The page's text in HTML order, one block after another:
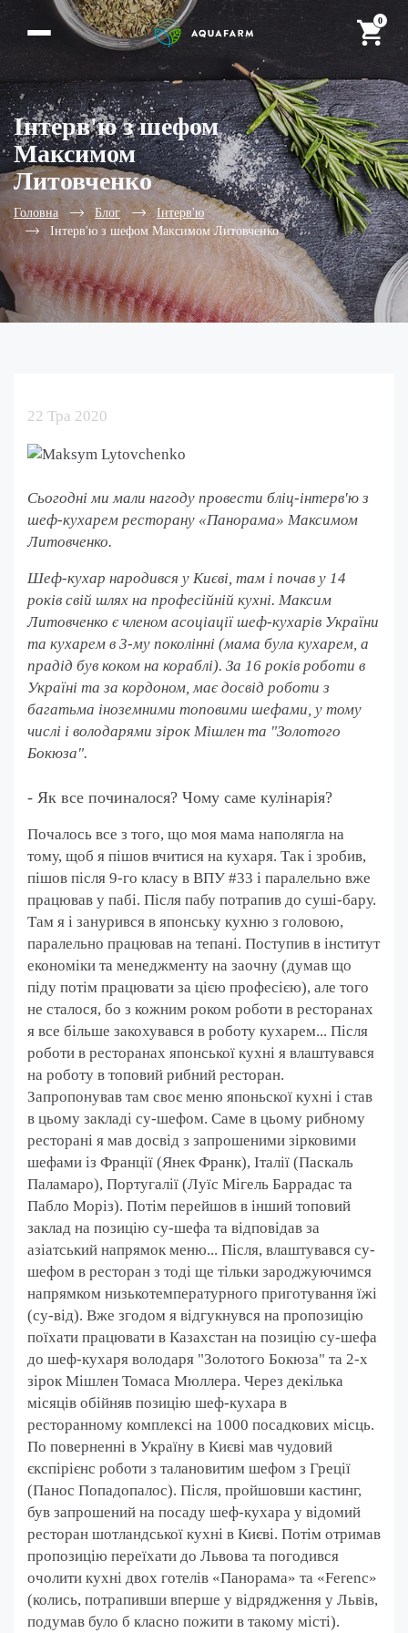
0
Інтерв'ю з шефом
Максимом
Литовченко
Головна Блог
Інтерв'ю
Інтерв'ю з шефом Максимом Литовченко
22 Тра 2020
Сьогодні ми мали нагоду провести бліц-інтерв'ю з
шеф-кухарем ресторану «Панорама» Максимом
Литовченко.
Шеф-кухар народився у Києві, там і почав у 14
років свій шлях на професійній кухні. Максим
Литовченко є членом асоціації шеф-кухарів України
та кухарем в 3-му поколінні (мама була кухарем, а
прадід був коком на кораблі). За 16 років роботи в
Україні та за кордоном, має досвід роботи з
багатьма іноземними топовими шефами, у тому
числі і володарями зірок Мішлен та "Золотого
Бокюза".
- Як все починалося? Чому саме кулінарія?
Почалось все з того, що моя мама наполягла на
тому, щоб я пішов вчитися на кухаря. Так і зробив,
пішов після 9-го класу в ВПУ #33 і паралельно вже
працював у пабі. Після пабу потрапив до суші-бару.
Там я і занурився в японську кухню з головою,
паралельно працював на тепані. Поступив в інститут
економіки та менеджменту на заочну (думав що
піду потім працювати за цією професією), але того
не сталося, бо з кожним роком роботи в ресторанах
я все більше закохувався в роботу кухарем... Після
роботи в ресторанах японської кухні я влаштувався
на роботу в топовий рибний ресторан.
Запропонував там своє меню японьскої кухні і став
в цьому закладі су-шефом. Саме в цьому рибному
ресторані я мав досвід з запрошеними зірковими
шефами із Франції (Янек Франк), Італії (Паскаль
Паламаро), Португалії (Луїс Мігель Баррадас та
Пабло Моріз). Потім перейшов в інший топовий
заклад на позицію су-шефа та відповідав за
азіатський напрямок меню... Після, влаштувався су-
шефом в ресторан з тоді ще тільки зароджуючимся
напрямком низькотемпературного приготування їжі
(су-від). Вже згодом я відгукнувся на пропозицію
поїхати працювати в Казахстан на позицію су-шефа
до шеф-кухаря володаря "Золотого Бокюза" та 2-х
зірок Мішлен Томаса Мюллера. Через декілька
місяців обійняв позицію шеф-кухара в
ресторанному комплексі на 1000 посадкових місць.
По поверненні в Україну в Києві мав чудовий
єкспірієнс роботи з талановитим шефом з Греції
(Панос Попадопалос). Після, пройшовши кастинг,
був запрошений на посаду шеф-кухара у відомий
ресторан шотландської кухні в Києві. Потім отримав
пропозицію переїхати до Львова та погодився
очолити кухні двох готелів «Панорама» та «Ferenc»
(колись, потрапивши вперше у відрядження у Львів,
подумав було б класно пожити в такому місті).